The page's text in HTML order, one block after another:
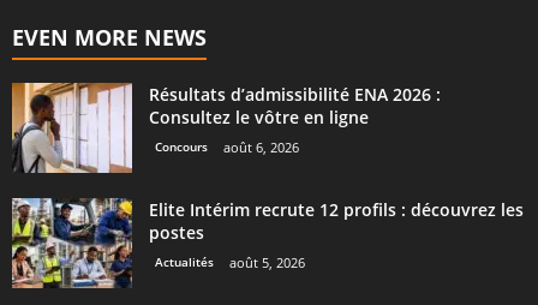
EVEN MORE NEWS
Résultats d’admissibilité ENA 2026 :
Consultez le vôtre en ligne
Concours août 6, 2026
Elite Intérim recrute 12 profils : découvrez les
postes
Actualités août 5, 2026